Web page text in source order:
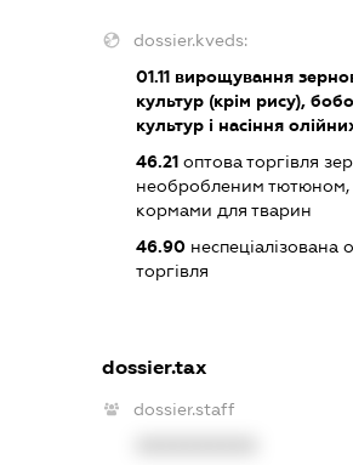
dossier.kveds:
01.11вирощування
культур (крім рису),
культур і насіння
46.21оптова торгівля
необробленим тютюном,
кормами для тварин
46.90неспеціалізована
торгівля
dossier.tax
dossier.staff